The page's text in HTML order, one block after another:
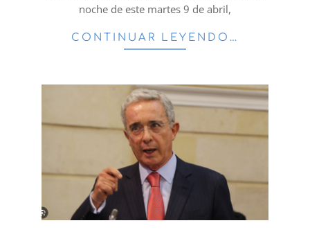
noche de este martes 9 de abril,
CONTINUAR LEYENDO…